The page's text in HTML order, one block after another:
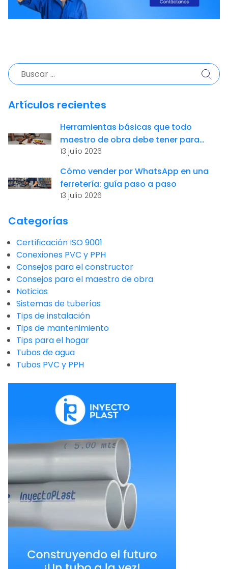
Buscar:
Artículos recientes
Herramientas básicas que todo
maestro de obra debe tener para
instalaciones sanitarias
13 julio 2026
Cómo vender por WhatsApp en una
ferretería: guía paso a paso
13 julio 2026
Categorías
Certificación ISO 9001
Conexiones PVC y PPH
Consejos para el constructor
Consejos para el maestro de obra
Noticias
Sistemas de tuberías
Tips de instalación
Tips de mantenimiento
Tips para el hogar
Tubos de agua
Tubos PVC y PPH